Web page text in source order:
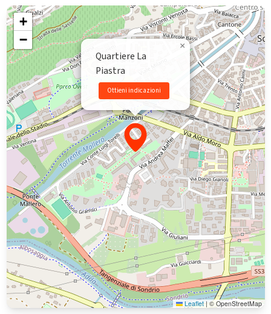
Quartiere La
Piastra
Ottieni indicazioni
×
+
−
Leaflet | © OpenStreetMap